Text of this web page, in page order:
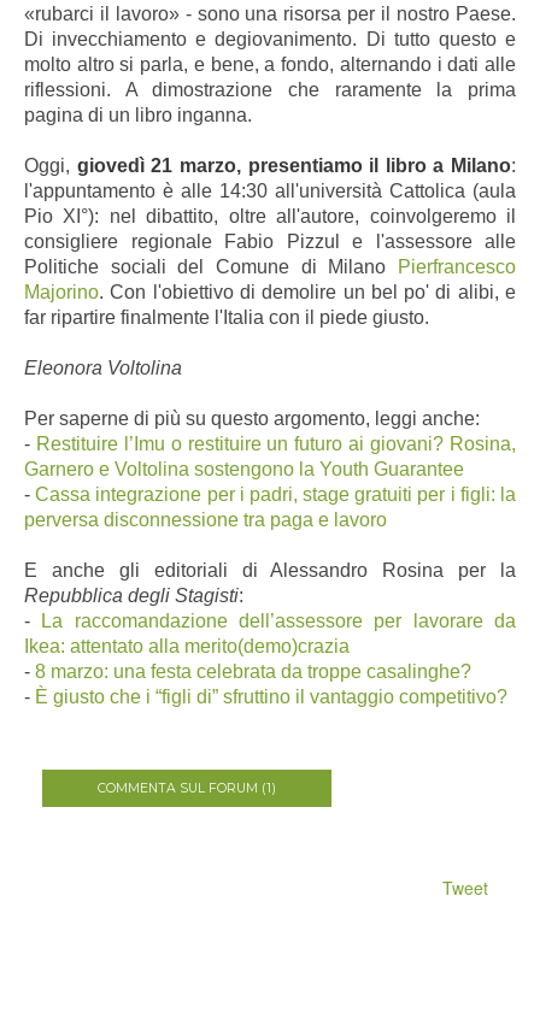
«rubarci il lavoro» - sono una risorsa per il nostro Paese.
Di invecchiamento e degiovanimento. Di tutto questo e
molto altro si parla, e bene, a fondo, alternando i dati alle
riflessioni. A dimostrazione che raramente la prima
pagina di un libro inganna.
Oggi, giovedì 21 marzo, presentiamo il libro a Milano:
l'appuntamento è alle 14:30 all'università Cattolica (aula
Pio XI°): nel dibattito, oltre all'autore, coinvolgeremo il
consigliere regionale Fabio Pizzul e l'assessore alle
Politiche sociali del Comune di Milano
Pierfrancesco
Majorino. Con l'obiettivo di demolire un bel po' di alibi, e
far ripartire finalmente l'Italia con il piede giusto.
Eleonora Voltolina
Per saperne di più su questo argomento, leggi anche:
- Restituire l’Imu o restituire un futuro ai giovani? Rosina,
Garnero e Voltolina sostengono la Youth Guarantee
-Cassa integrazione per i padri, stage gratuiti per i figli: la
perversa disconnessione tra paga e lavoro
E anche gli editoriali di Alessandro Rosina per la
Repubblica degli Stagisti:
-
La raccomandazione dell’assessore per lavorare da
Ikea: attentato alla merito(demo)crazia
- 8 marzo: una festa celebrata da troppe casalinghe?
- È giusto che i “figli di” sfruttino il vantaggio competitivo?
COMMENTA SUL FORUM (1)
Tweet